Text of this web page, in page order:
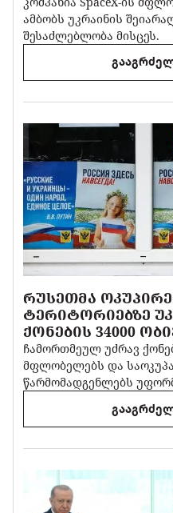
ამბობს უკრაინის
შესაძლებლობა მისცეს.
ᲠᲣᲡᲔᲗᲛᲐ
ᲢᲔᲠᲘᲢᲝᲠᲘᲔᲑᲖᲔ
ᲥᲝᲜᲔᲑᲘᲡ 34000
ჩამორთმეულ უძრავ
მფლობელებს და
წარმომადგენლებს